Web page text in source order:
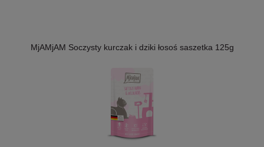
MjAMjAM Soczysty kurczak i dziki łosoś saszetka 125g